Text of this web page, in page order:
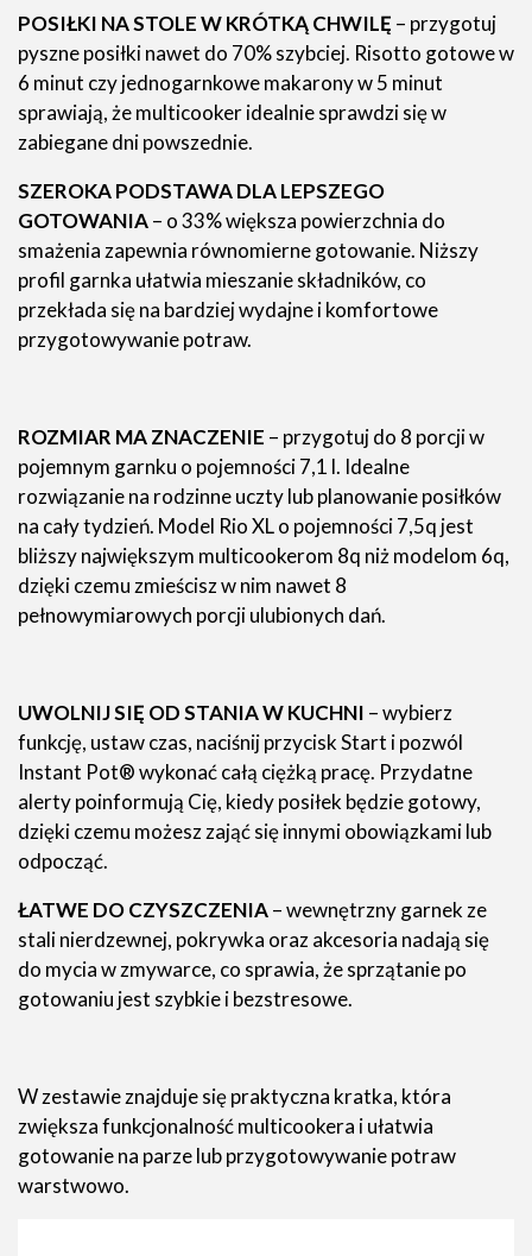
POSIŁKI NA STOLE W KRÓTKĄ CHWILĘ – przygotuj
pyszne posiłki nawet do 70% szybciej. Risotto gotowe w
6 minut czy jednogarnkowe makarony w 5 minut
sprawiają, że multicooker idealnie sprawdzi się w
zabiegane dni powszednie.
SZEROKA PODSTAWA DLA LEPSZEGO
GOTOWANIA– o 33% większa powierzchnia do
smażenia zapewnia równomierne gotowanie. Niższy
profil garnka ułatwia mieszanie składników, co
przekłada się na bardziej wydajne i komfortowe
przygotowywanie potraw.
ROZMIAR MA ZNACZENIE – przygotuj do 8 porcji w
pojemnym garnku o pojemności 7,1 l. Idealne
rozwiązanie na rodzinne uczty lub planowanie posiłków
na cały tydzień. Model Rio XL o pojemności 7,5q jest
bliższy największym multicookerom 8q niż modelom 6q,
dzięki czemu zmieścisz w nim nawet 8
pełnowymiarowych porcji ulubionych dań.
UWOLNIJ SIĘ OD STANIA W KUCHNI – wybierz
funkcję, ustaw czas, naciśnij przycisk Start i pozwól
Instant Pot® wykonać całą ciężką pracę. Przydatne
alerty poinformują Cię, kiedy posiłek będzie gotowy,
dzięki czemu możesz zająć się innymi obowiązkami lub
odpocząć.
ŁATWE DO CZYSZCZENIA– wewnętrzny garnek ze
stali nierdzewnej, pokrywka oraz akcesoria nadają się
do mycia w zmywarce, co sprawia, że sprzątanie po
gotowaniu jest szybkie i bezstresowe.
W zestawie znajduje się praktyczna kratka, która
zwiększa funkcjonalność multicookera i ułatwia
gotowanie na parze lub przygotowywanie potraw
warstwowo.